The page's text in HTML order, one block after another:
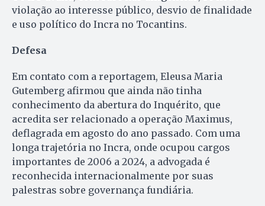
violação ao interesse público, desvio de finalidade
e uso político do Incra no Tocantins.
Defesa
Em contato com a reportagem, Eleusa Maria
Gutemberg afirmou que ainda não tinha
conhecimento da abertura do Inquérito, que
acredita ser relacionado a operação Maximus,
deflagrada em agosto do ano passado. Com uma
longa trajetória no Incra, onde ocupou cargos
importantes de 2006 a 2024, a advogada é
reconhecida internacionalmente por suas
palestras sobre governança fundiária.